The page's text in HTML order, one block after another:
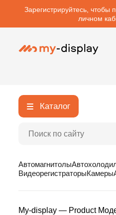
Зарегистрируйтесь, чтобы
личном
Каталог
Автомагнитолы
ВидеорегистраторыКамеры
My-display — Product